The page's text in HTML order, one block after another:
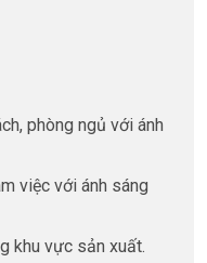
phòng ngủ với ánh
việc với ánh sáng
khu vực sản xuất.